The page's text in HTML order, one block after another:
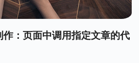
：页面中调用指定文章的代